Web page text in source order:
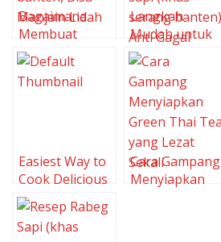
Bagaimana
Membuat
Rabeg kambing
khas serang
banten, Bisa
Langkah
Mudah untuk
Menyiapkan
Rabeg daging
sapi (khas
serang banten)
Anti Gagal
Easiest Way to
Cook Delicious
Tongseng
daging
kambing
Cara Gampang
Menyiapkan